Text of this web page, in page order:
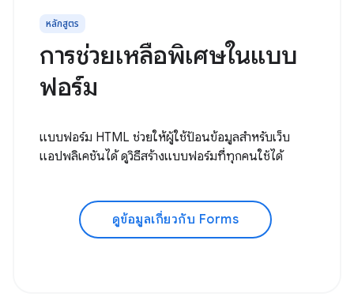
หลักสูตร
การช่วยเหลือพิเศษในแบบ
ฟอร์ม
แบบฟอร์ม HTML ช่วยให้ผู้ใช้ป้อนข้อมูลสำหรับเว็บ
แอปพลิเคชันได้ ดูวิธีสร้างแบบฟอร์มที่ทุกคนใช้ได้
ดูข้อมูลเกี่ยวกับ Forms